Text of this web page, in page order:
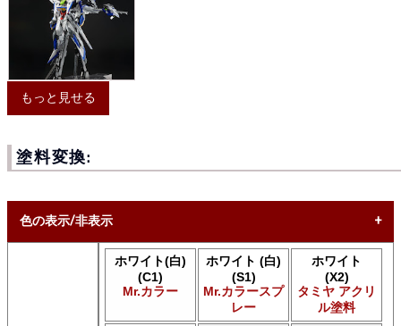
もっと見せる
塗料変換:
色の表示/非表示
* ボックスをオン/オフにして、同等の色を見つけやすくしま
ホワイト(白)
(C1)
Mr.カラー
ホワイト (白)
(S1)
Mr.カラースプ
レー
ホワイト
(X2)
タミヤ アクリ
ル塗料